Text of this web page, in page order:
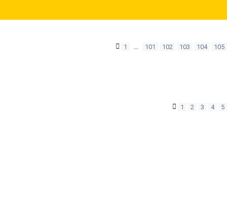
1 … 101 102 103 104 105
1 2 3 4 5